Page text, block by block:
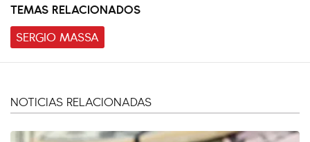
TEMAS RELACIONADOS
SERGIO MASSA
NOTICIAS RELACIONADAS